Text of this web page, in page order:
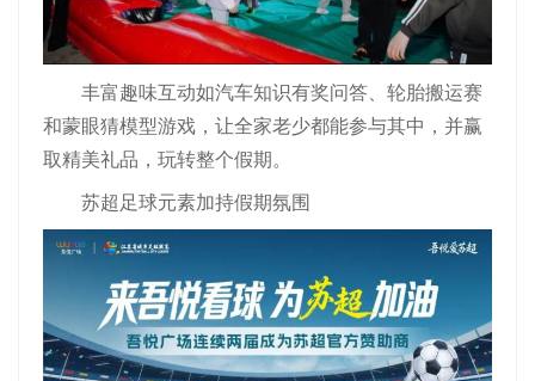
丰富趣味互动如汽车知识有奖问答、轮胎搬运赛
和蒙眼猜模型游戏，让全家老少都能参与其中，并赢
取精美礼品，玩转整个假期。
苏超足球元素加持假期氛围